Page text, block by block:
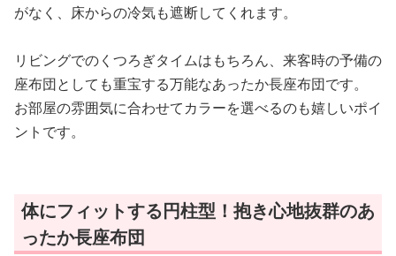
がなく、床からの冷気も遮断してくれます。
リビングでのくつろぎタイムはもちろん、来客時の予備の
座布団としても重宝する万能なあったか長座布団です。
お部屋の雰囲気に合わせてカラーを選べるのも嬉しいポイ
ントです。
体にフィットする円柱型！抱き心地抜群のあ
ったか長座布団